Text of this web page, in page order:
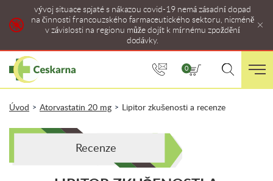
vývoj situace spjaté s nákazou covid-19 nemá zásadní dopad
na činnosti francouzského farmaceutického sektoru, nicméně
v závislosti na regionu může dojít k mírnému zpoždění
dodávky.
0
Úvod > Atorvastatin 20 mg > Lipitor zkušenosti a recenze
Recenze